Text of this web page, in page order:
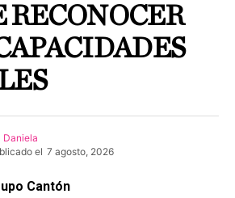
RECONOCER
Daniela
el 7 agosto, 2026
Cantón